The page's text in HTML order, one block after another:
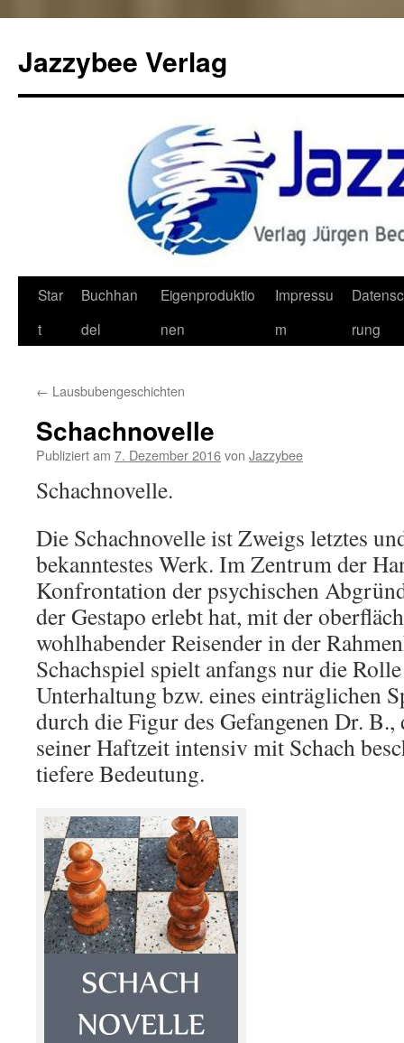
Jazzybee Verlag
Zum
Inhalt
Star
t
Buchhan
del
Eigenproduktio
nen
Impressu
m
rung
← Lausbubengeschichten
Schachnovelle
Publiziert am 7. Dezember 2016von Jazzybee
Schachnovelle.
Die Schachnovelle ist Zweigs letztes
bekanntestes Werk. Im Zentrum der
Konfrontation der psychischen
der Gestapo erlebt hat, mit der
wohlhabender Reisender in der
Schachspiel spielt anfangs nur die
Unterhaltung bzw. eines einträglichen
durch die Figur des Gefangenen Dr. B.,
seiner Haftzeit intensiv mit Schach
tiefere Bedeutung.